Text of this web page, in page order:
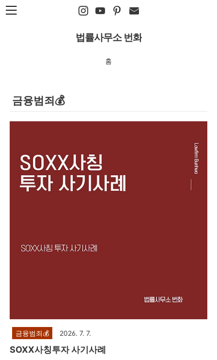
본문 바로가기
법률사무소 번화
홈
금융범죄💰
금융범죄💰 2026. 7. 7.
SOXX사칭투자 사기사례